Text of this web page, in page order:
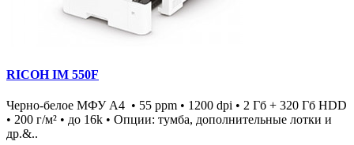
RICOH IM 550F
Черно-белое МФУ А4 • 55 ppm • 1200 dpi • 2 Гб + 320 Гб HDD
• 200 г/м² • до 16k • Опции: тумба, дополнительные лотки и
др.&..